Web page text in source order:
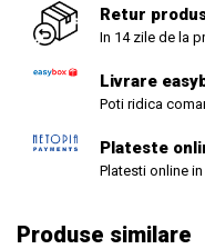
Retur
In 14 zile de la
Livrare
Poti ridica
Plateste
Platesti online
Produse similare